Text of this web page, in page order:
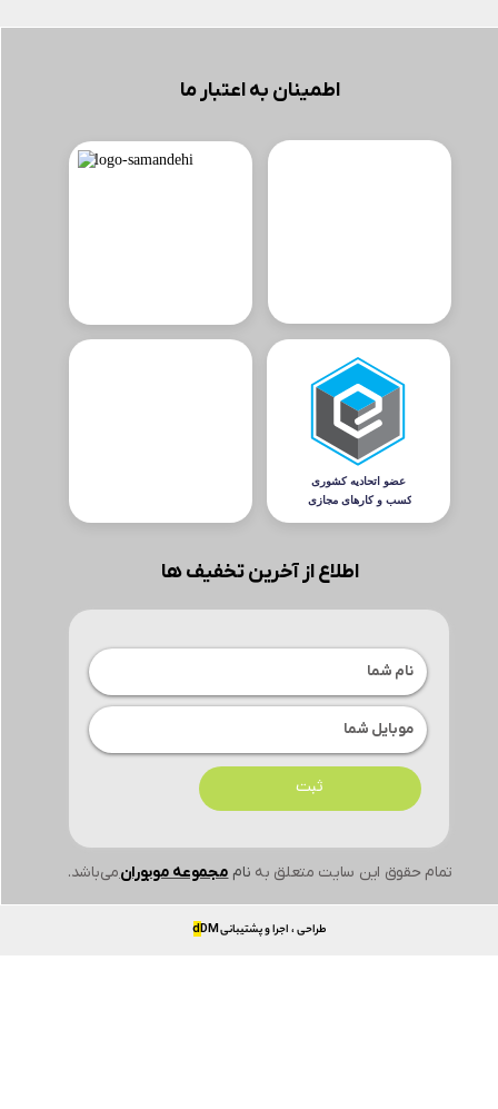
تمام حقوق این سایت متعلق به ناممجموعه موبورانمی‌باشد.
اطمینان به اعتبار ما
اطلاع از آخرین تخفیف ها
ثبت
طراحی ، اجرا و پشتیبانی dDM